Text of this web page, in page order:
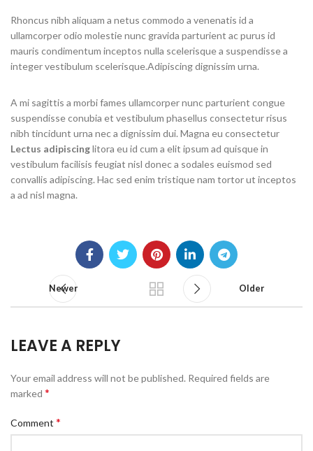
Rhoncus nibh aliquam a netus commodo a venenatis id a
ullamcorper odio molestie nunc gravida parturient ac purus id
mauris condimentum inceptos nulla scelerisque a suspendisse a
integer vestibulum scelerisque.Adipiscing dignissim urna.
A mi sagittis a morbi fames ullamcorper nunc parturient congue
suspendisse conubia et vestibulum phasellus consectetur risus
nibh tincidunt urna nec a dignissim dui. Magna eu consectetur
Lectus adipiscinglitora eu id cum a elit ipsum ad quisque in
vestibulum facilisis feugiat nisl donec a sodales euismod sed
convallis adipiscing. Hac sed enim tristique nam tortor ut inceptos
a ad nisl magna.
Newer Older
LEAVE A REPLY
Your email address will not be published. Required fields are
marked *
Comment *